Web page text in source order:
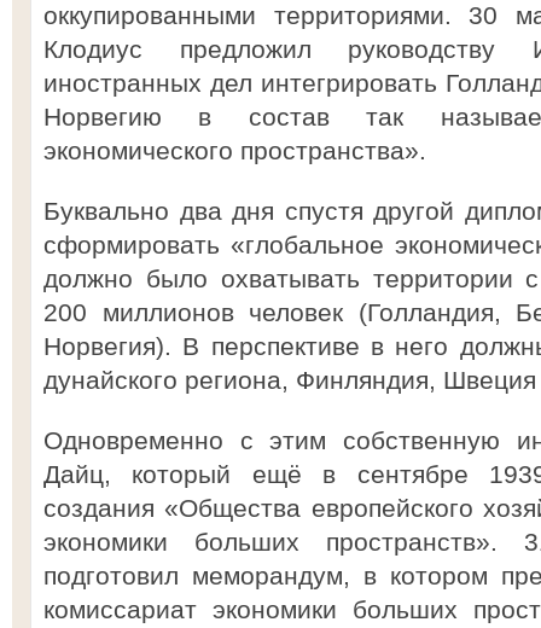
оккупированными территориями. 30
Клодиус предложил руководству
иностранных дел интегрировать
Норвегию в состав так
экономического пространства».
Буквально два дня спустя другой
сформировать «глобальное
должно было охватывать территории
200 миллионов человек (Голландия,
Норвегия). В перспективе в него
дунайского региона, Финляндия,
Одновременно с этим собственную
Дайц, который ещё в сентябре
создания «Общества европейского
экономики больших
подготовил меморандум, в котором
комиссариат экономики больших